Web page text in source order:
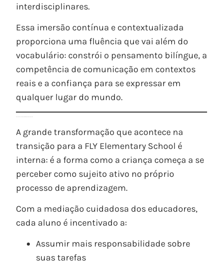
interdisciplinares.
Essa imersão contínua e contextualizada
proporciona uma fluência que vai além do
vocabulário: constrói o pensamento bilíngue, a
competência de comunicação em contextos
reais e a confiança para se expressar em
qualquer lugar do mundo.
A grande transformação que acontece na
transição para a FLY Elementary School é
interna: é a forma como a criança começa a se
perceber como sujeito ativo no próprio
processo de aprendizagem.
Com a mediação cuidadosa dos educadores,
cada aluno é incentivado a:
Assumir mais responsabilidade sobre
suas tarefas